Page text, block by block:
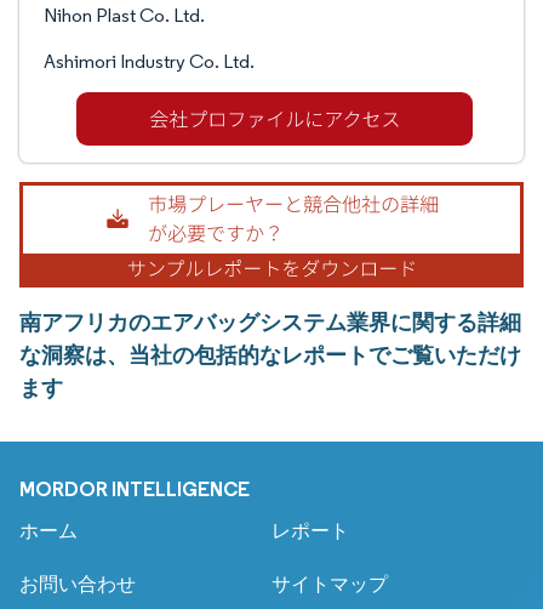
Nihon Plast Co. Ltd.
Ashimori Industry Co. Ltd.
南アフリカのエアバッグシステム業界に関する詳細
な洞察は、当社の包括的なレポートでご覧いただけ
ます
MORDOR INTELLIGENCE
ホーム レポート
お問い合わせ サイトマップ